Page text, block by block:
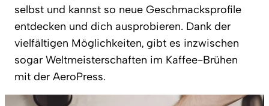
selbst und kannst so neue Geschmacksprofile
entdecken und dich ausprobieren. Dank der
vielfältigen Möglichkeiten, gibt es inzwischen
sogar Weltmeisterschaften im Kaffee-Brühen
mit der AeroPress.